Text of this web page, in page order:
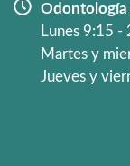
Odontología
Lunes 9:15 -
Martes y
Jueves y